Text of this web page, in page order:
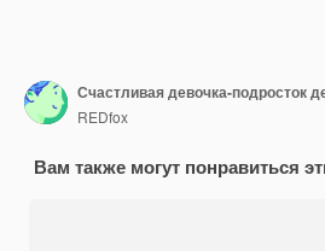
REDfox
Вам также могут понравиться